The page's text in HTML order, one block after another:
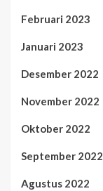
Februari 2023
Januari 2023
Desember 2022
November 2022
Oktober 2022
September 2022
Agustus 2022